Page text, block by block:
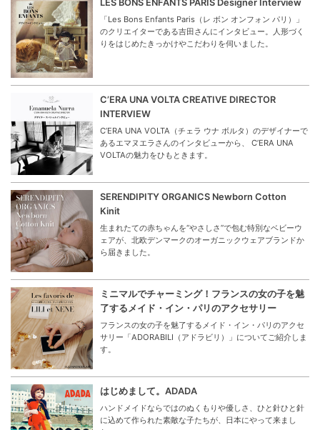
LES BONS ENFANTS PARIS Designer Interview
「Les Bons Enfants Paris（レ ボン オンフォン パリ）」
のクリエイターである吉田さんにインタビュー。人形づく
りをはじめたきっかけやこだわりを伺いました。
C’ERA UNA VOLTA CREATIVE DIRECTOR
INTERVIEW
C’ERA UNA VOLTA（チェラ ウナ ボルタ）のデザイナーで
あるエマヌエラさんのインタビューから、 C’ERA UNA
VOLTAの魅力をひもときます。
SERENDIPITY ORGANICS Newborn Cotton
Kinit
生まれたての赤ちゃんを“やさしさ”で包む特別なベビーウ
ェアが、北欧デンマークのオーガニックウェアブランドか
ら届きました。
ミニマルでチャーミング！フランスの女の子を魅
了するメイド・イン・パリのアクセサリー
フランスの女の子を魅了するメイド・イン・パリのアクセ
サリー「ADORABILI（アドラビリ）」についてご紹介しま
す。
はじめまして。ADADA
ハンドメイドならではのぬくもりや優しさ、ひと針ひと針
に込めて作られた素敵な子たちが、日本にやって来まし